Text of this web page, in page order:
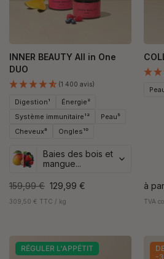
INNER BEAUTY All in One
DUO
(1 400 avis)
Digestion¹
Énergie²
Système immunitaire¹²
Peau⁵
Cheveux⁸
Ongles¹⁰
Baies des bois et
mangue...
159,99 € 129,99 €
309,50 € TTC / kg
à
TVA
RÉGULER L'APPÉTIT
-